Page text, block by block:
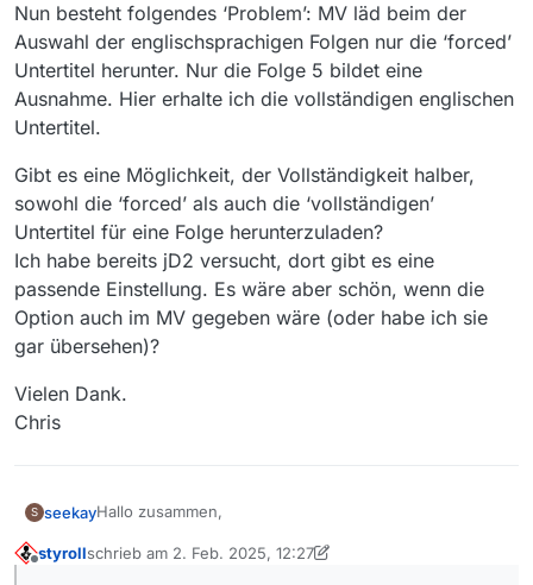
Nun besteht folgendes ‘Problem’: MV läd beim der
Auswahl der englischsprachigen Folgen nur die ‘forced’
Untertitel herunter. Nur die Folge 5 bildet eine
Ausnahme. Hier erhalte ich die vollständigen englischen
Untertitel.
Gibt es eine Möglichkeit, der Vollständigkeit halber,
sowohl die ‘forced’ als auch die ‘vollständigen’
Untertitel für eine Folge herunterzuladen?
Ich habe bereits jD2 versucht, dort gibt es eine
passende Einstellung. Es wäre aber schön, wenn die
Option auch im MV gegeben wäre (oder habe ich sie
gar übersehen)?
Vielen Dank.
Chris
S seekayHallo zusammen,
ich habe eine Frage bzgl. einer ZDF-Serie, die mit
styrollschrieb am 2. Feb. 2025, 12:27
zuletzt editiert von styroll 2. Feb. 2025, 13:43